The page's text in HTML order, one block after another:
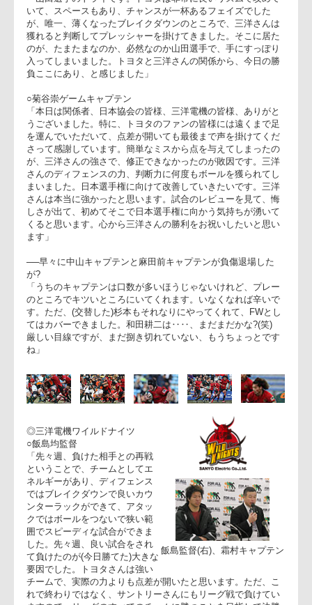
「最終節で勝たせていただいたが、三洋さんは日本選手権優勝
チームであり、もちろんこちらも受けてたつ立場でなく、チャ
レンジャーとして準備してきました。昨日の試合もそうでした
が、レベルの高い試合では、細かいところに勝利の神が宿ると
思います。小さなミスを得点にする三洋さんが強かったと思い
ます。想定外といえば、ブラウンとノートンナイトのコンビ
ウンドコンディションが悪く、二人に良いように中盤でボール
を動かされました。対応はできたが、思ったよりボールが横に
動いた印象です」
──ゲームの分岐点は?
「山田選手のトライです。トヨタは非常に良いリズムで攻めて
いて、スペースもあり、チャンスが一杯あるフェイズでした
が、唯一、薄くなったブレイクダウンのところで、三洋さんは
獲れると判断してプレッシャーを掛けてきました。そこに居た
のが、たまたまなのか、必然なのか山田選手で、手にすっぽり
入ってしまいました。トヨタと三洋さんの関係から、今日の勝
負ここにあり、と感じました」
○菊谷崇ゲームキャプテン
「本日は関係者、日本協会の皆様、三洋電機の皆様、ありがと
うございました。特に、トヨタのファンの皆様には遠くまで足
を運んでいただいて、点差が開いても最後まで声を掛けてくだ
さって感謝しています。簡単なミスから点を与えてしまったの
が、三洋さんの強さで、修正できなかったのが敗因です。三洋
まいました。日本選手権に向けて改善していきたいです。三洋
さんは本当に強かったと思います。試合のレビューを見て、悔
くると思います。心から三洋さんの勝利をお祝いしたいと思い
ます」
──早々に中山キャプテンと麻田前キャプテンが負傷退場した
が?
「うちのキャプテンは口数が多いほうじゃないけれど、プレー
のところでキツいところにいてくれます。いなくなれば辛いで
す。ただ、(交替した)杉本もそれなりにやってくれて、FWと
てはカバーできました。和田耕二は‥‥、まだまだかな?(笑
厳しい目線ですが、まだ捌き切れていない、もうちょっとです
ね」